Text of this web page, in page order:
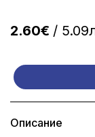
2.60€ /
Описание